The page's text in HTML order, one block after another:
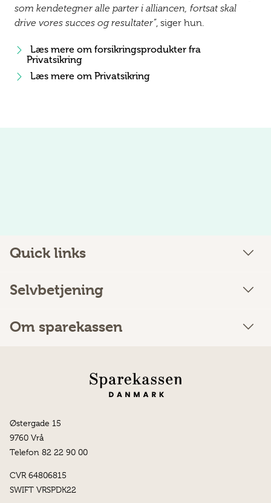
som kendetegner alle parter i alliancen, fortsat skal
drive vores succes og resultater”, siger hun.
Læs mere om forsikringsprodukter fra
Privatsikring
Læs mere om Privatsikring
Quick links
Selvbetjening
Om sparekassen
Østergade 15
9760 Vrå
Telefon 82 22 90 00
CVR 64806815
SWIFT VRSPDK22